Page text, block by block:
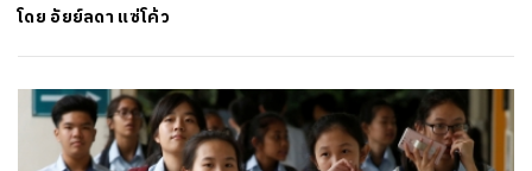
โดย อัยย์ลดา แซ่โค้ว